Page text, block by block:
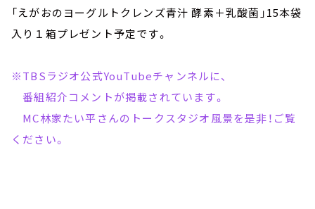
「えがおのヨーグルトクレンズ青汁 酵素＋乳酸菌」15本袋
入り１箱プレゼント予定です。
※TBSラジオ公式YouTubeチャンネルに、
番組紹介コメントが掲載されています。
MC林家たい平さんのトークスタジオ風景を是非！ご覧
ください。